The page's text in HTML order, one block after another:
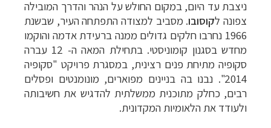
ניצבת עד היום, במקום החולש על הנהר והדרך המובילה
צפונה לקוסובו. מסביב למצודה התפתחה העיר, שבשנת
1966 נחרבו חלקים גדולים ממנה ברעידת אדמה והוקמו
מחדש בסגנון קומוניסטי. בתחילת המאה ה- 12 עברה
סקופיה מתיחת פנים רצינית, במסגרתפרויקט "סקופיה
2014" . נבנו בה בניינים מפוארים, מונומנטים ופסלים
רבים, כחלק מתוכנית ממשלתית להדגיש את חשיבותה
ולעודד את הלאומיות המקדונית.